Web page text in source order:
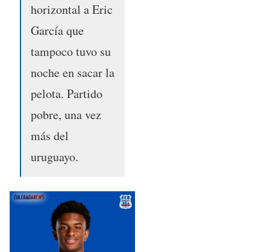
horizontal a Eric
García que
tampoco tuvo su
noche en sacar la
pelota. Partido
pobre, una vez
más del
uruguayo.